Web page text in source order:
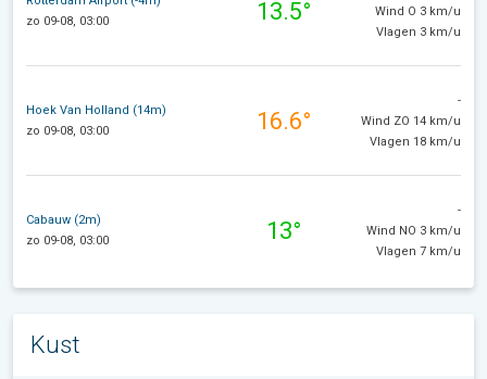
zo 09-08, 03:00
13.5°
Wind O 3 km/u
Vlagen 3 km/u
Hoek Van Holland (14m)
zo 09-08, 03:00
16.6°
-
Wind ZO 14 km/u
Vlagen 18 km/u
Cabauw (2m)
zo 09-08, 03:00
13°
-
Wind NO 3 km/u
Vlagen 7 km/u
Kust